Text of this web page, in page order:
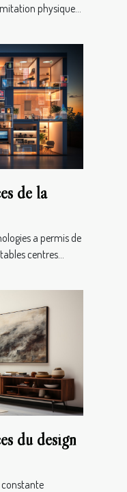
physique...
de la
a permis de
centres...
du design